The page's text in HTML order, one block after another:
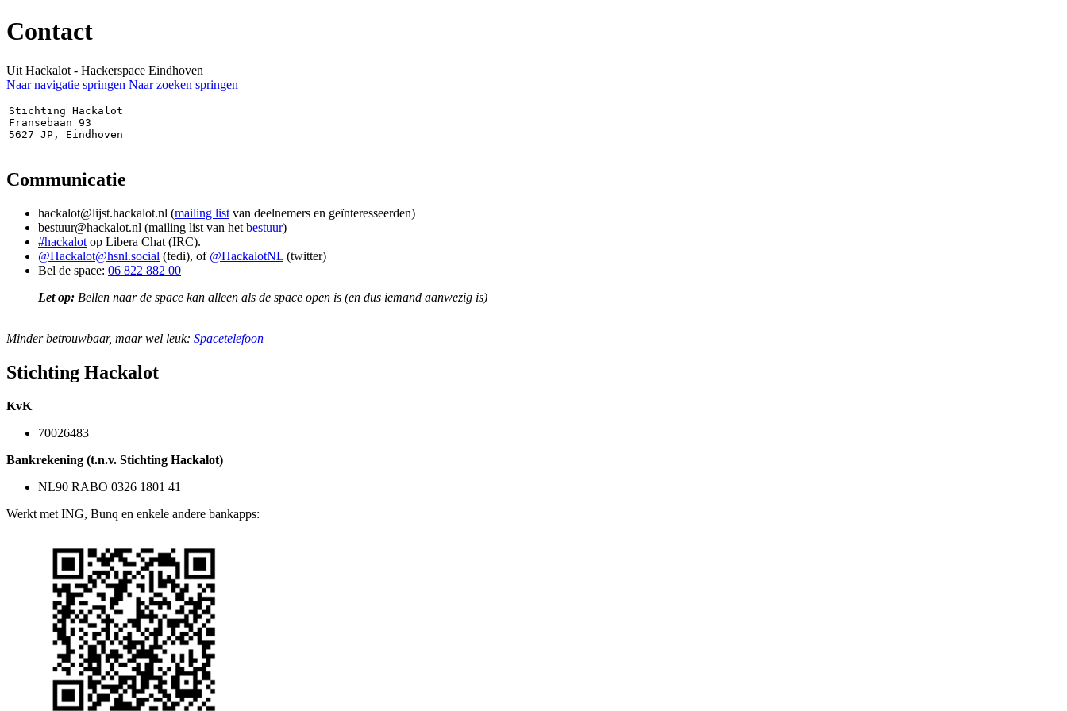
Contact
Uit Hackalot - Hackerspace Eindhoven
Naar navigatie springen Naar zoeken springen
Stichting Hackalot
Fransebaan 93
Communicatie
hackalot@lijst.hackalot.nl (mailing list van deelnemers en geïnteresseerden)
bestuur@hackalot.nl (mailing list van het bestuur)
#hackalot op Libera Chat (IRC).
@Hackalot@hsnl.social (fedi), of @HackalotNL (twitter)
Bel de space: 06 822 882 00
Let op: Bellen naar de space kan alleen als de space open is (en dus iemand aanwezig is)
Minder betrouwbaar, maar wel leuk: Spacetelefoon
Stichting Hackalot
KvK
70026483
Bankrekening (t.n.v. Stichting Hackalot)
NL90 RABO 0326 1801 41
Werkt met ING, Bunq en enkele andere bankapps: